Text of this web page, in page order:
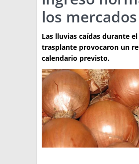
PRODUCCION
CLASIFICADOS
INTERES GENERAL
LA PAPA
RESOLUCIONES Y
ENLACES
ARGENPAPA
PUBLICIDAD
QUIENES SOMOS
CONTACTO
BUSCAR NOTICIAS
los mercados
Las lluvias caídas durante
trasplante provocaron un
calendario previsto.